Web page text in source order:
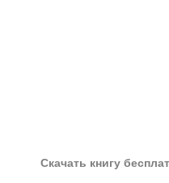
Скачать книгу